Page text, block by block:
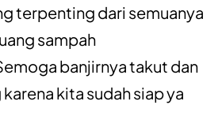
terpenting dari semuanya
sampah
banjirnya takut dan
kita sudah siap ya